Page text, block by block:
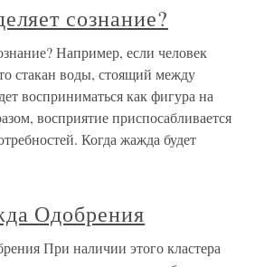
сознание?
Например, если человек
стакан воды, стоящий между
восприниматься как фигура на
восприятие приспосабливается
Когда жажда будет
Одобрения
При наличии этого кластера